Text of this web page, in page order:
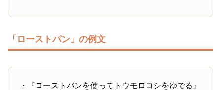
「ローストパン」の例文
・『ローストパンを使ってトウモロコシをゆでる』